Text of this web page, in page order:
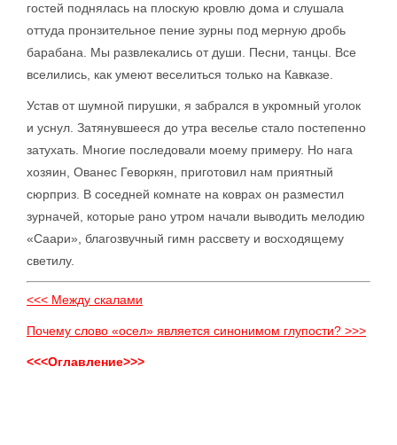
гостей поднялась на плоскую кровлю дома и слушала
оттуда пронзительное пение зурны под мерную дробь
барабана. Мы развлекались от души. Песни, танцы. Все
вселились, как умеют веселиться только на Кавказе.
Устав от шумной пирушки, я забрался в укромный уголок
и уснул. Затянувшееся до утра веселье стало постепенно
затухать. Многие последовали моему примеру. Но нага
хозяин, Ованес Геворкян, приготовил нам приятный
сюрприз. В соседней комнате на коврах он разместил
зурначей, которые рано утром начали выводить мелодию
«Саари», благозвучный гимн рассвету и восходящему
светилу.
<<< Между скалами
Почему слово «осел» является синонимом глупости? >>>
<<<Оглавление>>>